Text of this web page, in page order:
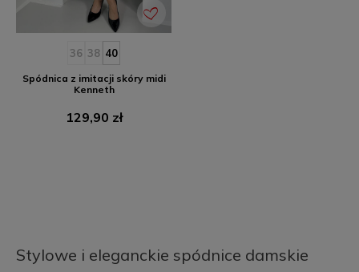
36 38 40
Spódnica z imitacji skóry midi
Kenneth
129,90 złCena
Stylowe i eleganckie spódnice damskie